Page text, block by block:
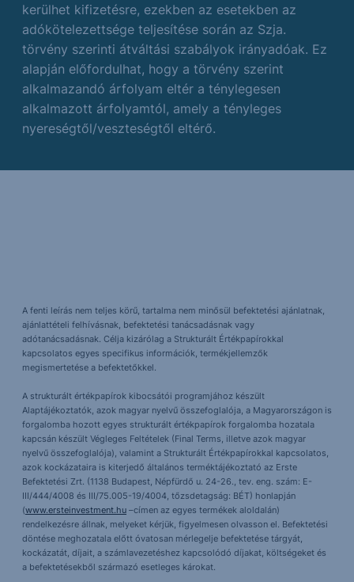
kerülhet kifizetésre, ezekben az esetekben az
adókötelezettsége teljesítése során az Szja.
törvény szerinti átváltási szabályok irányadóak. Ez
alapján előfordulhat, hogy a törvény szerint
alkalmazandó árfolyam eltér a ténylegesen
alkalmazott árfolyamtól, amely a tényleges
nyereségtől/veszteségtől eltérő.
A fenti leírás nem teljes körű, tartalma nem minősül befektetési ajánlatnak,
ajánlattételi felhívásnak, befektetési tanácsadásnak vagy
adótanácsadásnak. Célja kizárólag a Strukturált Értékpapírokkal
kapcsolatos egyes specifikus információk, termékjellemzők
megismertetése a befektetőkkel.
A strukturált értékpapírok kibocsátói programjához készült
Alaptájékoztatók, azok magyar nyelvű összefoglalója, a Magyarországon is
forgalomba hozott egyes strukturált értékpapírok forgalomba hozatala
kapcsán készült Végleges Feltételek (Final Terms, illetve azok magyar
nyelvű összefoglalója), valamint a Strukturált Értékpapírokkal kapcsolatos,
azok kockázataira is kiterjedő általános terméktájékoztató az Erste
Befektetési Zrt. (1138 Budapest, Népfürdő u. 24-26., tev. eng. szám: E-
III/444/4008 és III/75.005-19/4004, tőzsdetagság: BÉT) honlapján
(www.ersteinvestment.hu –címen az egyes termékek aloldalán)
rendelkezésre állnak, melyeket kérjük, figyelmesen olvasson el. Befektetési
döntése meghozatala előtt óvatosan mérlegelje befektetése tárgyát,
kockázatát, díjait, a számlavezetéshez kapcsolódó díjakat, költségeket és
a befektetésekből származó esetleges károkat.